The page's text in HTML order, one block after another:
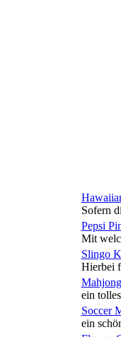
Sofern
Pepsi
Mit
Slingo
Hierbei
ein
Soccer
ein